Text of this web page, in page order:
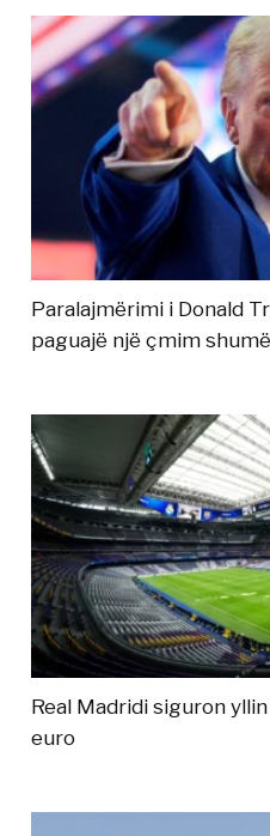
Paralajmërimi i Donald
paguajë një çmim
Real Madridi siguron
euro